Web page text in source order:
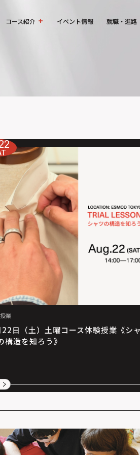
コース紹介 イベント情報 就職・進路
業
日（土）土曜コース体験授業《シャ
構造を知ろう》